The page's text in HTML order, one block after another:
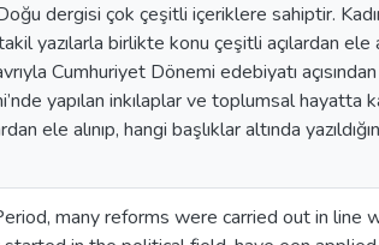
dergisi çok çeşitli içeriklere sahiptir.
yazılarla birlikte konu çeşitli açılardan
Cumhuriyet Dönemi edebiyatı açısından
yapılan inkılaplar ve toplumsal hayatta
ele alınıp, hangi başlıklar altında
many reforms were carried out in line